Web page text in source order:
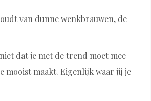
van dunne wenkbrauwen, de
dat je met de trend moet mee
mooist maakt. Eigenlijk waar jij je